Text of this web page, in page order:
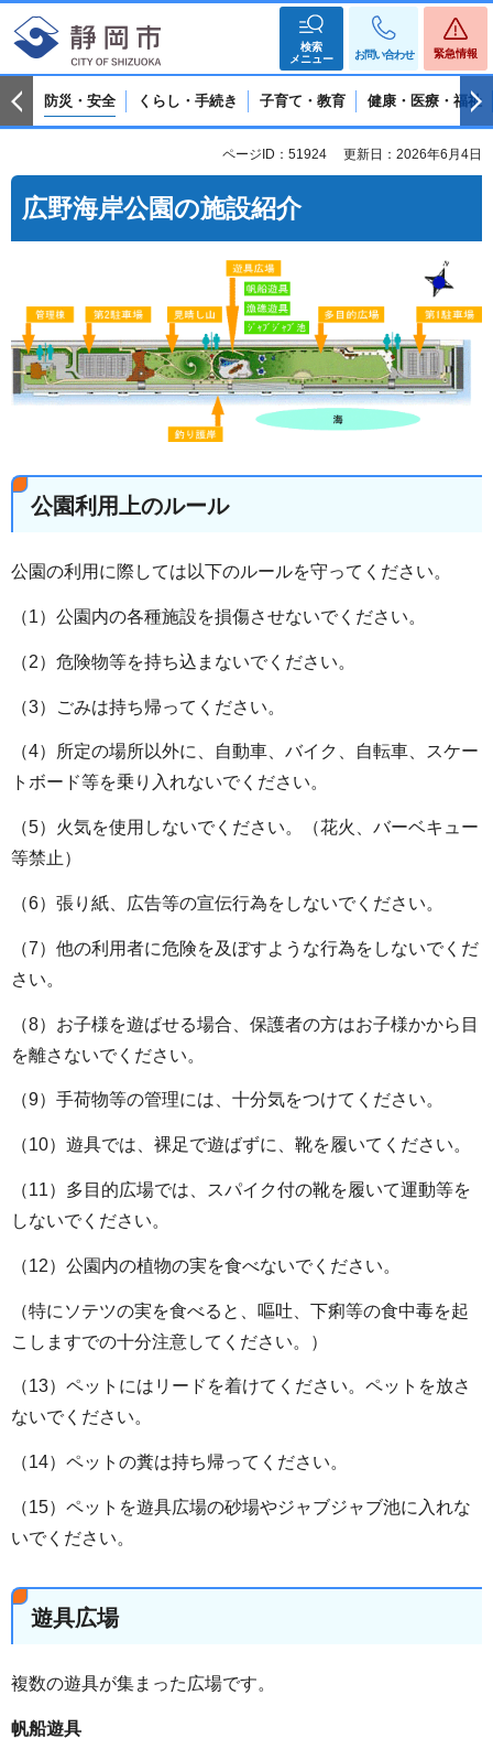
検索
メニュー
お問い合わせ 緊急情報
防災・安全 くらし・手続き 子育て・教育 健康・医療・福祉
ページID：51924 更新日：2026年6月4日
広野海岸公園の施設紹介
公園利用上のルール
公園の利用に際しては以下のルールを守ってください。
（1）公園内の各種施設を損傷させないでください。
（2）危険物等を持ち込まないでください。
（3）ごみは持ち帰ってください。
（4）所定の場所以外に、自動車、バイク、自転車、スケー
トボード等を乗り入れないでください。
（5）火気を使用しないでください。（花火、バーベキュー
等禁止）
（6）張り紙、広告等の宣伝行為をしないでください。
（7）他の利用者に危険を及ぼすような行為をしないでくだ
さい。
（8）お子様を遊ばせる場合、保護者の方はお子様かから目
を離さないでください。
（9）手荷物等の管理には、十分気をつけてください。
（10）遊具では、裸足で遊ばずに、靴を履いてください。
（11）多目的広場では、スパイク付の靴を履いて運動等を
しないでください。
（12）公園内の植物の実を食べないでください。
（特にソテツの実を食べると、嘔吐、下痢等の食中毒を起
こしますでの十分注意してください。）
（13）ペットにはリードを着けてください。ペットを放さ
ないでください。
（14）ペットの糞は持ち帰ってください。
（15）ペットを遊具広場の砂場やジャブジャブ池に入れな
いでください。
遊具広場
複数の遊具が集まった広場です。
帆船遊具